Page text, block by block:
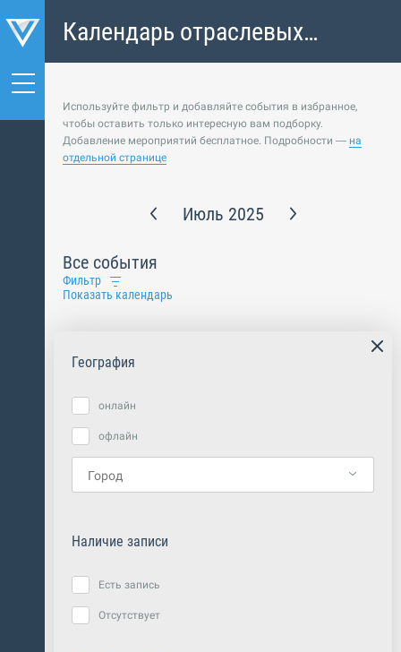
Календарь отраслевых
событий
Используйте фильтр и добавляйте события в избранное,
чтобы оставить только интересную вам подборку.
Добавление мероприятий бесплатное. Подробности — на
отдельной странице
Июль 2025
Все события
Фильтр
Показать календарь
География
онлайн
офлайн
Наличие записи
Есть запись
Отсутствует